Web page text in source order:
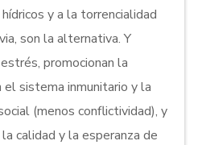
y a la torrencialidad
son la alternativa. Y
promocionan la
el sistema inmunitario y la
(menos conflictividad), y
calidad y la esperanza de